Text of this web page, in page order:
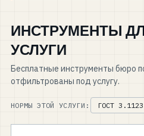
ИНСТРУМЕНТЫ
УСЛУГИ
Бесплатные инструменты бюро
отфильтрованы под услугу.
НОРМЫ ЭТОЙ УСЛУГИ: ГОСТ